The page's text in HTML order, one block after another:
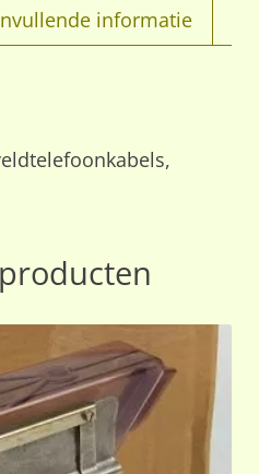
informatie